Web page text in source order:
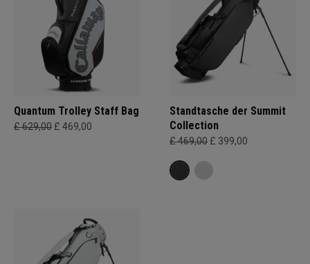
Quantum Trolley Staff Bag
£ 629,00 £ 469,00
Standtasche der Summit
Collection
£ 469,00 £ 399,00